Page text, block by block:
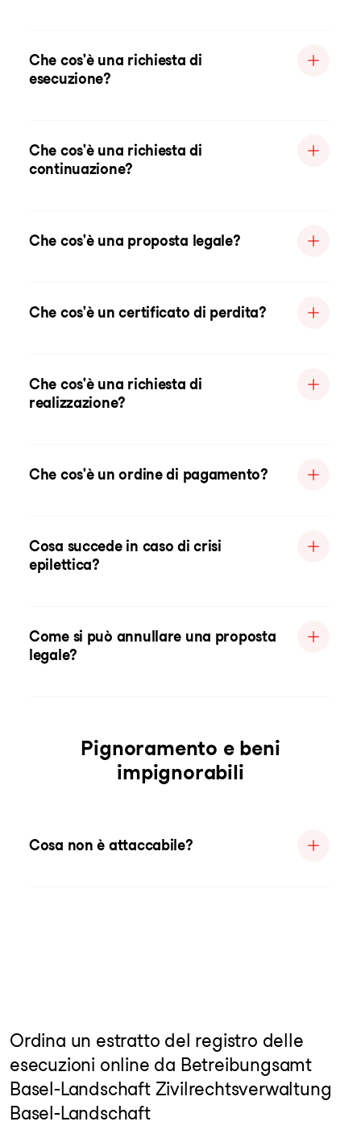
Che cos'è una richiesta di
esecuzione?
Che cos'è una richiesta di
continuazione?
Che cos'è una proposta legale?
Che cos'è un certificato di perdita?
Che cos'è una richiesta di
realizzazione?
Che cos'è un ordine di pagamento?
Cosa succede in caso di crisi
epilettica?
Come si può annullare una proposta
legale?
Pignoramento e beni
impignorabili
Cosa non è attaccabile?
Ordina un estratto del registro delle
esecuzioni online da Betreibungsamt
Basel-Landschaft Zivilrechtsverwaltung
Basel-Landschaft